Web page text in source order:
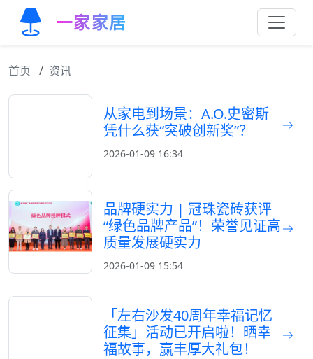
一家家居
首页 资讯
从家电到场景：A.O.史密斯
凭什么获“突破创新奖”？
2026-01-09 16:34
品牌硬实力 | 冠珠瓷砖获评
“绿色品牌产品”！荣誉见证高
质量发展硬实力
2026-01-09 15:54
「左右沙发40周年幸福记忆
征集」活动已开启啦！晒幸
福故事，赢丰厚大礼包！